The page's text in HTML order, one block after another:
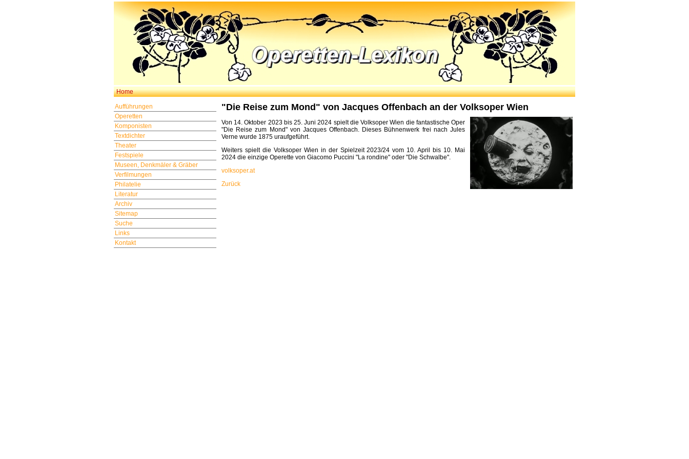
Home
Aufführungen
Operetten
Komponisten
Textdichter
Theater
Festspiele
Museen, Denkmäler & Gräber
Verfilmungen
Philatelie
Literatur
Archiv
Sitemap
Suche
Links
Kontakt
"Die Reise zum Mond" von Jacques Offenbach an der Volksoper Wien
Von 14. Oktober 2023 bis 25. Juni 2024 spielt die Volksoper Wien die fantastische Oper
"Die Reise zum Mond" von Jacques Offenbach. Dieses Bühnenwerk frei nach Jules
Verne wurde 1875 uraufgeführt.
Weiters spielt die Volksoper Wien in der Spielzeit 2023/24 vom 10. April bis 10. Mai
2024 die einzige Operette von Giacomo Puccini "La rondine" oder "Die Schwalbe".
volksoper.at
Zurück